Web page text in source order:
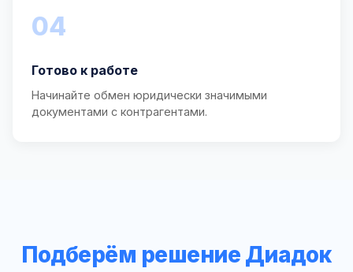
04
Готово к работе
Начинайте обмен юридически значимыми
документами с контрагентами.
Подберём решение Диадок